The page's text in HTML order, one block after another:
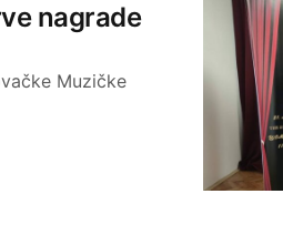
nagrade
Muzičke